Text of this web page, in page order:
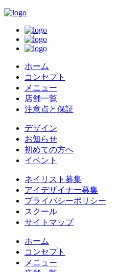
ホーム
コンセプト
メニュー
店舗一覧
注意点と保証
デザイン
お知らせ
初めての方へ
イベント
ネイリスト募集
アイデザイナー募集
プライバシーポリシー
スクール
サイトマップ
ホーム
コンセプト
メニュー